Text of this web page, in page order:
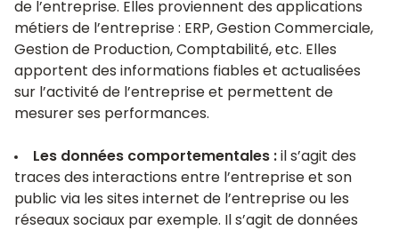
de l’entreprise. Elles proviennent des applications
métiers de l’entreprise : ERP, Gestion Commerciale,
Gestion de Production, Comptabilité, etc. Elles
apportent des informations fiables et actualisées
sur l’activité de l’entreprise et permettent de
mesurer ses performances.
Les données comportementales : il s’agit des
traces des interactions entre l’entreprise et son
public via les sites internet de l’entreprise ou les
réseaux sociaux par exemple. Il s’agit de données